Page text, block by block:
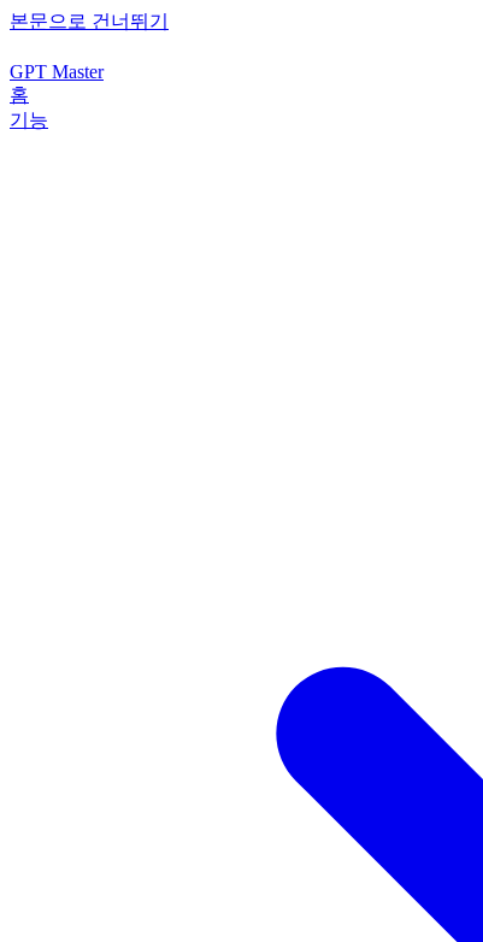
본문으로 건너뛰기
GPT Master
홈
기능